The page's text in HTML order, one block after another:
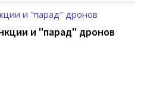
и "парад" дронов